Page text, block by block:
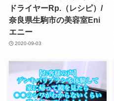
ドライヤーRp.（レシピ）/
奈良県生駒市の美容室Eni
エニー
2020-09-03